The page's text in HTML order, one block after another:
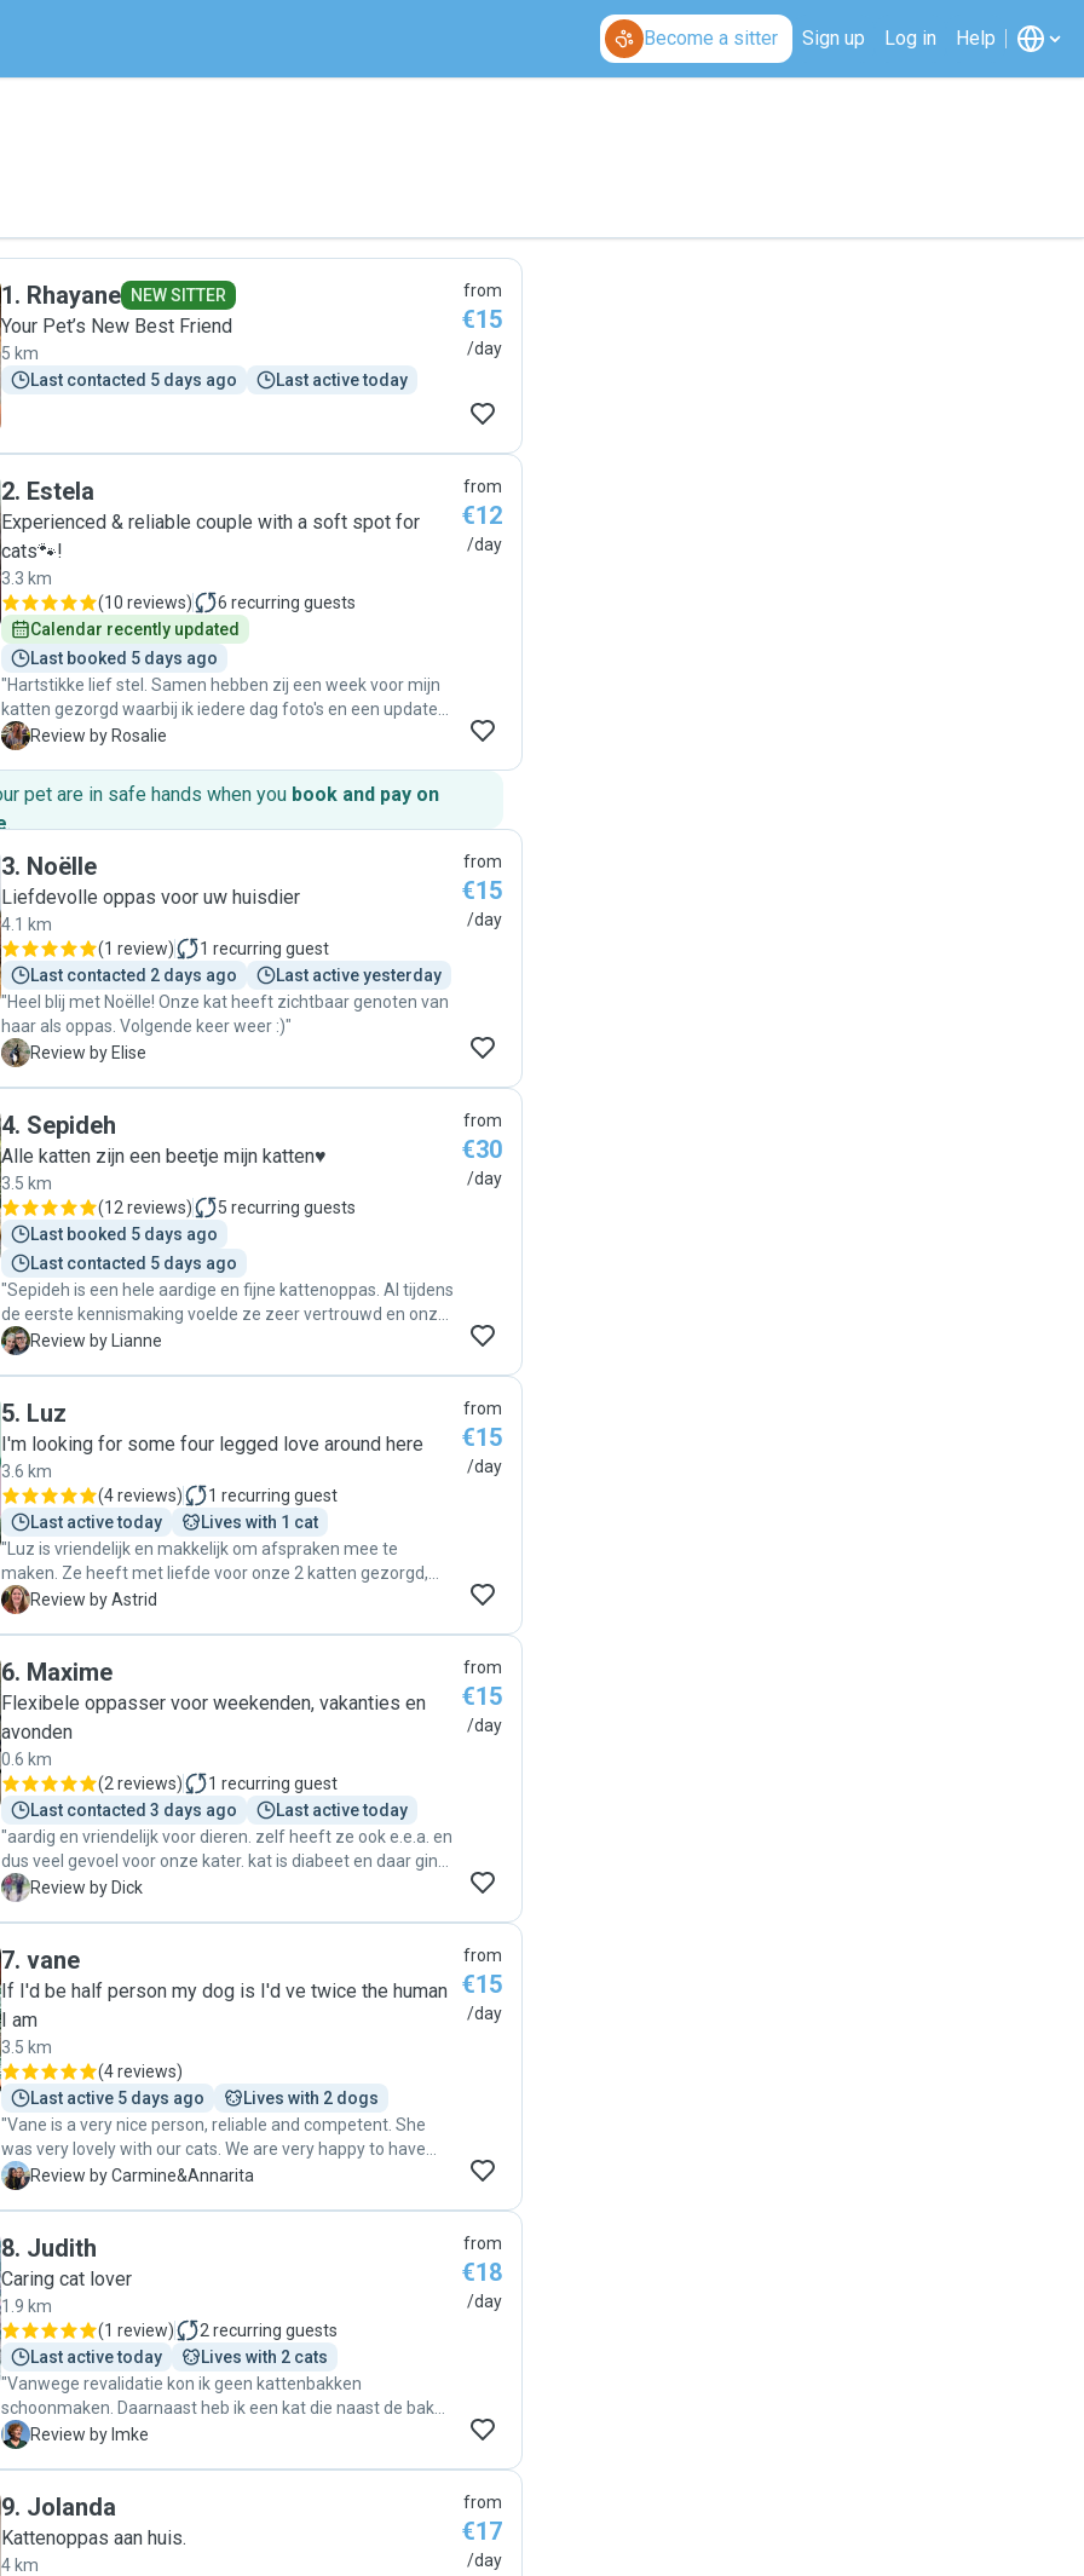
Become a sitter Sign up Log in Help
1. Rhayane NEW SITTER
Your Pet’s New Best Friend
5 km
Last contacted 5 days ago
Last active today
from
€15
/day
2. Estela
Experienced & reliable couple with a soft spot for
cats🐾!
3.3 km
(10 reviews) 6 recurring guests
Calendar recently updated
Last booked 5 days ago
"Hartstikke lief stel. Samen hebben zij een week voor mijn
katten gezorgd waarbij ik iedere dag foto's en een update
van ze kreeg. Bij thuiskomst waren m'n katten erg
R Review by Rosalie
from
€12
/day
pet are in safe hands when you book and pay on
.
3. Noëlle
Liefdevolle oppas voor uw huisdier
4.1 km
(1 review) 1 recurring guest
Last contacted 2 days ago
Last active yesterday
"Heel blij met Noëlle! Onze kat heeft zichtbaar genoten van
haar als oppas. Volgende keer weer :)"
E
Review by Elise
from
€15
/day
4. Sepideh
Alle katten zijn een beetje mijn katten♥️
3.5 km
(12 reviews) 5 recurring guests
Last booked 5 days ago
Last contacted 5 days ago
"Sepideh is een hele aardige en fijne kattenoppas. Al tijdens
de eerste kennismaking voelde ze zeer vertrouwd en onze
2 katten kwamen gelijk naar haar toe. Bijna iedere dag
oppassen. "
L Review by Lianne
from
€30
/day
5. Luz
I'm looking for some four legged love around here
3.6 km
(4 reviews) 1 recurring guest
Last active today
Lives with 1 cat
"Luz is vriendelijk en makkelijk om afspraken mee te
maken. Ze heeft met liefde voor onze 2 katten gezorgd,
nam de tijd om met ze te spelen en te kroelen en stuurde
de planten water te geven en dergelijke. Bij thuiskomst
zagen de katten (en het huis) er goed verzorgd en blij uit.
Een aanrader! "
A Review by Astrid
from
€15
/day
6. Maxime
Flexibele oppasser voor weekenden, vakanties en
avonden
0.6 km
(2 reviews) 1 recurring guest
Last contacted 3 days ago
Last active today
"aardig en vriendelijk voor dieren. zelf heeft ze ook e.e.a. en
dus veel gevoel voor onze kater. kat is diabeet en daar ging
ze perfect mee om. ook netjes berichtje gestuurd met foto.
D Review by Dick
from
€15
/day
7. vane
If I'd be half person my dog is I'd ve twice the human
I am
3.5 km
(4 reviews)
Last active 5 days ago
Lives with 2 dogs
"Vane is a very nice person, reliable and competent. She
was very lovely with our cats. We are very happy to have
met her and we would recommend her. "
C Review by Carmine&Annarita
from
€15
/day
8. Judith
Caring cat lover
1.9 km
(1 review) 2 recurring guests
Last active today
Lives with 2 cats
"Vanwege revalidatie kon ik geen kattenbakken
schoonmaken. Daarnaast heb ik een kat die naast de bak
poept. Vijf weken lang heeft Judith dat allemaal voor me
I Review by Imke
from
€18
/day
9. Jolanda
Kattenoppas aan huis.
4 km
from
€17
/day